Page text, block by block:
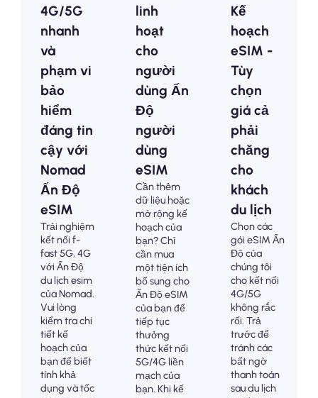
4G/5G
nhanh
và
phạm vi
bảo
hiểm
đáng tin
cậy với
Nomad
Ấn Độ
eSIM
Trải nghiệm
kết nối f-
fast 5G, 4G
với Ấn Độ
du lịch esim
của Nomad.
Vui lòng
kiểm tra chi
tiết kế
hoạch của
bạn để biết
tính khả
dụng và tốc
linh
hoạt
cho
người
dùng Ấn
Độ
người
dùng
eSIM
Cần thêm
dữ liệu hoặc
mở rộng kế
hoạch của
bạn? Chỉ
cần mua
một tiện ích
bổ sung cho
Ấn Độ eSIM
của bạn để
tiếp tục
thưởng
thức kết nối
5G/4G liền
mạch của
bạn. Khi kế
Kế
hoạch
eSIM -
Tùy
chọn
giá cả
phải
chăng
cho
khách
du lịch
Chọn các
gói eSIM Ấn
Độ của
chúng tôi
cho kết nối
4G/5G
không rắc
rối. Trả
trước để
tránh các
bất ngờ
thanh toán
sau du lịch